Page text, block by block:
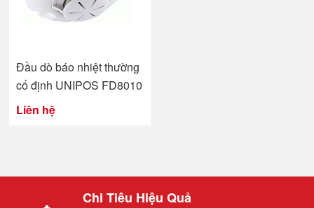
Đầu dò báo nhiệt thường
cố định UNIPOS FD8010
Liên hệ
Chi Tiêu Hiệu Quả